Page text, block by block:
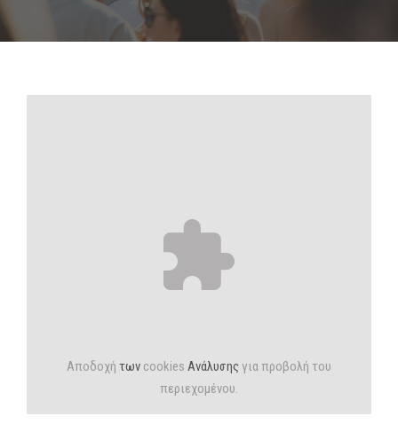
Αποδοχή των cookies Ανάλυσης για προβολή του
περιεχομένου.